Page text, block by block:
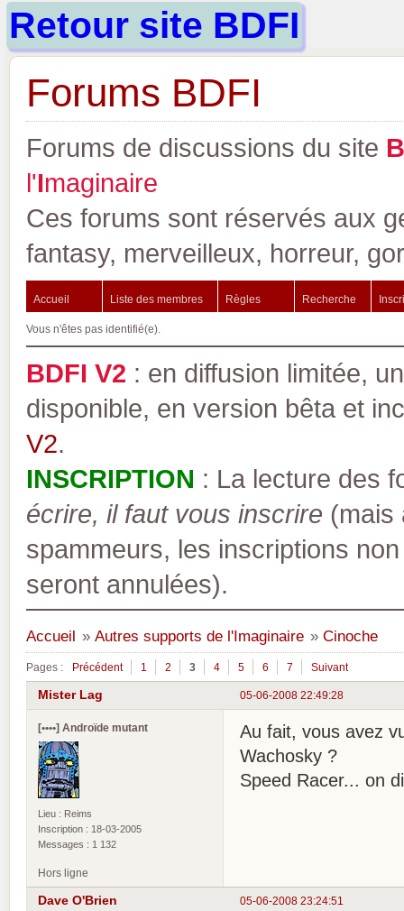
Retour site BDFI
Forums BDFI
Forums de discussions du site B
l'Imaginaire
Ces forums sont réservés aux
fantasy, merveilleux, horreur,
Accueil Liste des membres Règles Recherche
Vous n'êtes pas identifié(e).
BDFI V2 : en diffusion limitée,
disponible, en version bêta et
V2.
INSCRIPTION : La lecture des
écrire, il faut vous inscrire (mais
spammeurs, les inscriptions
seront annulées).
Accueil » Autres supports de l'Imaginaire » Cinoche
Pages : Précédent 1 2 3 4 5 6 7 Suivant
05-06-2008 22:49:28
Mister Lag
[••••] Androïde mutant
Lieu : Reims
Inscription : 18-03-2005
Messages : 1 132
Au fait, vous avez
Wachosky ?
Speed Racer... on
Hors ligne
05-06-2008 23:24:51
Dave O'Brien